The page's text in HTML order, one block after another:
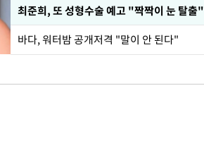
최준희, 또 성형수술 예고 "짝짝이 눈 탈출"
바다, 워터밤 공개저격 "말이 안 된다"